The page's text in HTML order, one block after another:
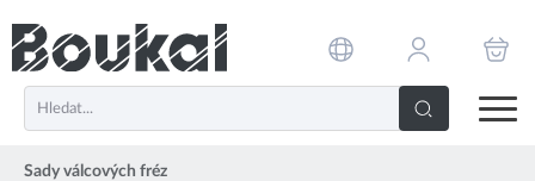
Sady válcových fréz